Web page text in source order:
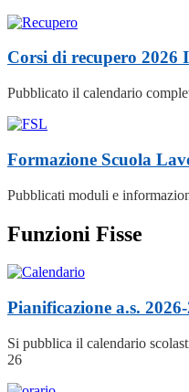
Corsi di recupero 2026
Pubblicato il calendario
Formazione Scuola
Pubblicati moduli e
Funzioni Fisse
Pianificazione a.s.
Si pubblica il calendario
26